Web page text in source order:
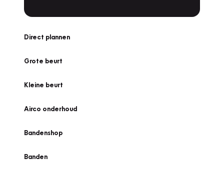
Direct plannen
Grote beurt
Kleine beurt
Airco onderhoud
Bandenshop
Banden